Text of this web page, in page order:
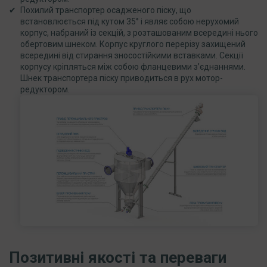
Похилий транспортер осадженого піску, що
встановлюється під кутом 35° і являє собою нерухомий
корпус, набраний із секцій, з розташованим всередині нього
обертовим шнеком. Корпус круглого перерізу захищений
всередині від стирання зносостійкими вставками. Секції
корпусу кріпляться між собою фланцевими з’єднаннями.
Шнек транспортера піску приводиться в рух мотор-
редуктором.
Позитивні якості та переваги